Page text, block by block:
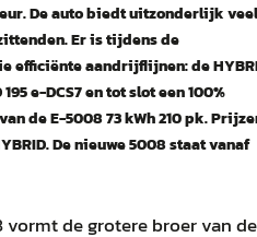
De auto biedtuitzonderlijk veel
Er is tijdens de
efficiënte aandrijflijnen: de
e-DCS7 en tot slot een 100%
de E-5008 73 kWh 210 pk.
De nieuwe 5008 staat vanaf
vormt de grotere broer van de